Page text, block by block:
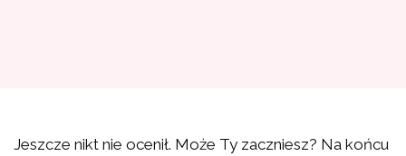
Jeszcze nikt nie ocenił. Może Ty zaczniesz? Na końcu